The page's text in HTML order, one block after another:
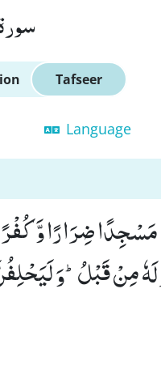
Tafseer
Language
ضِرَارًا وَّ
مِنْ قَبْلُؕ-وَ